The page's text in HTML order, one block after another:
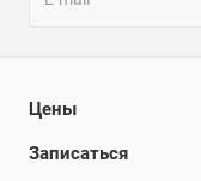
Цены
Записаться